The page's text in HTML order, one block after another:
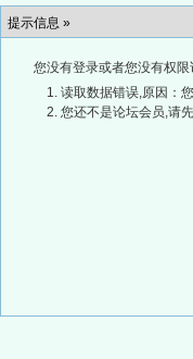
提示信息 »
您没有登录或者您没有权
读取数据错误,原因：
您还不是论坛会员,请